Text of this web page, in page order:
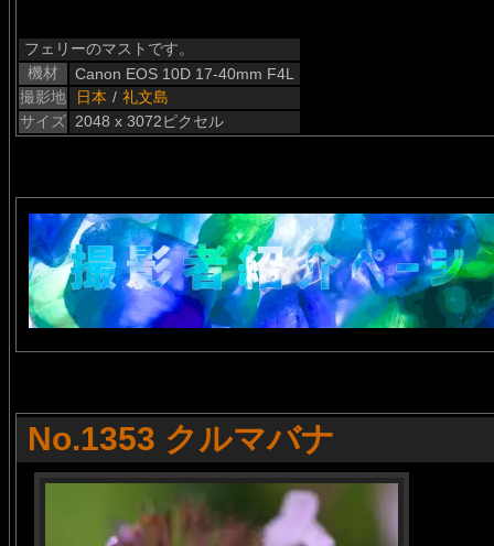
フェリーのマストです。
機材
Canon EOS 10D 17-40mm F4L
撮影地
日本 / 礼文島
サイズ 2048 x 3072ピクセル
No.1353 クルマバナ